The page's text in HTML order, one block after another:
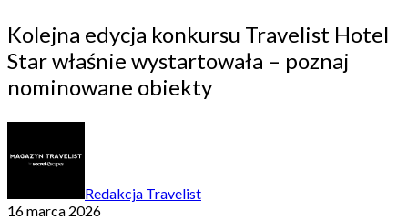
Kolejna edycja konkursu Travelist Hotel
Star właśnie wystartowała – poznaj
nominowane obiekty
Redakcja Travelist
16 marca 2026